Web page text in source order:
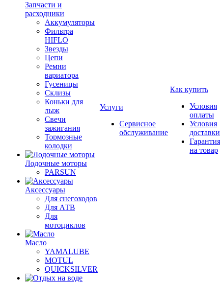
Запчасти и
расходники
Аккумуляторы
Фильтра
HIFLO
Звезды
Цепи
Ремни
вариатора
Гусеницы
Склизы
Коньки для
лыж
Свечи
зажигания
Тормозные
колодки
Лодочные моторы
PARSUN
Аксессуары
Для снегоходов
Для АТВ
Для
мотоциклов
Масло
YAMALUBE
MOTUL
QUICKSILVER
Услуги
Сервисное
обслуживание
Как купить
Условия
оплаты
Условия
доставки
Гарантия
на товар